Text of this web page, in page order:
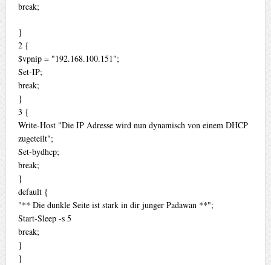
break;
}
2 {
$vpnip = "192.168.100.151";
Set-IP;
break;
}
3 {
Write-Host "Die IP Adresse wird nun dynamisch von einem DHCP
zugeteilt";
Set-bydhcp;
break;
}
default {
"** Die dunkle Seite ist stark in dir junger Padawan **";
Start-Sleep -s 5
break;
}
}